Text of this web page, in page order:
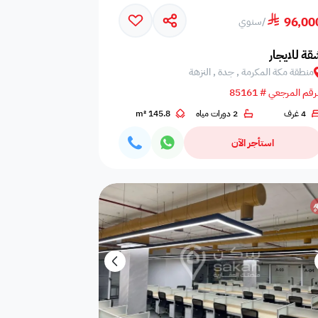
دش سلبر
دش فريزر
الة قهوه صابون
/سنوي
للايجار
منطقة مكة المكرمة , جدة , النزهة
المرجعي # 85161
4 غرف 2 دورات مياه 145.8 m²
استأجر الآن